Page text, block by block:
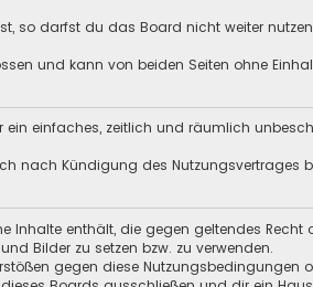
so darfst du das Board nicht weiter
und kann von beiden Seiten ohne
ein einfaches, zeitlich und räumlich
nach Kündigung des Nutzungsvertrages
Inhalte enthält, die gegen geltendes
Bilder zu setzen bzw. zu verwenden.
gegen diese